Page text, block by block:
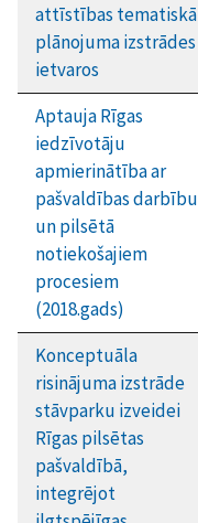
attīstības tematiskā
plānojuma izstrādes
ietvaros
Aptauja Rīgas
iedzīvotāju
apmierinātība ar
pašvaldības darbību
un pilsētā
notiekošajiem
procesiem
(2018.gads)
Konceptuāla
risinājuma izstrāde
stāvparku izveidei
Rīgas pilsētas
pašvaldībā,
integrējot